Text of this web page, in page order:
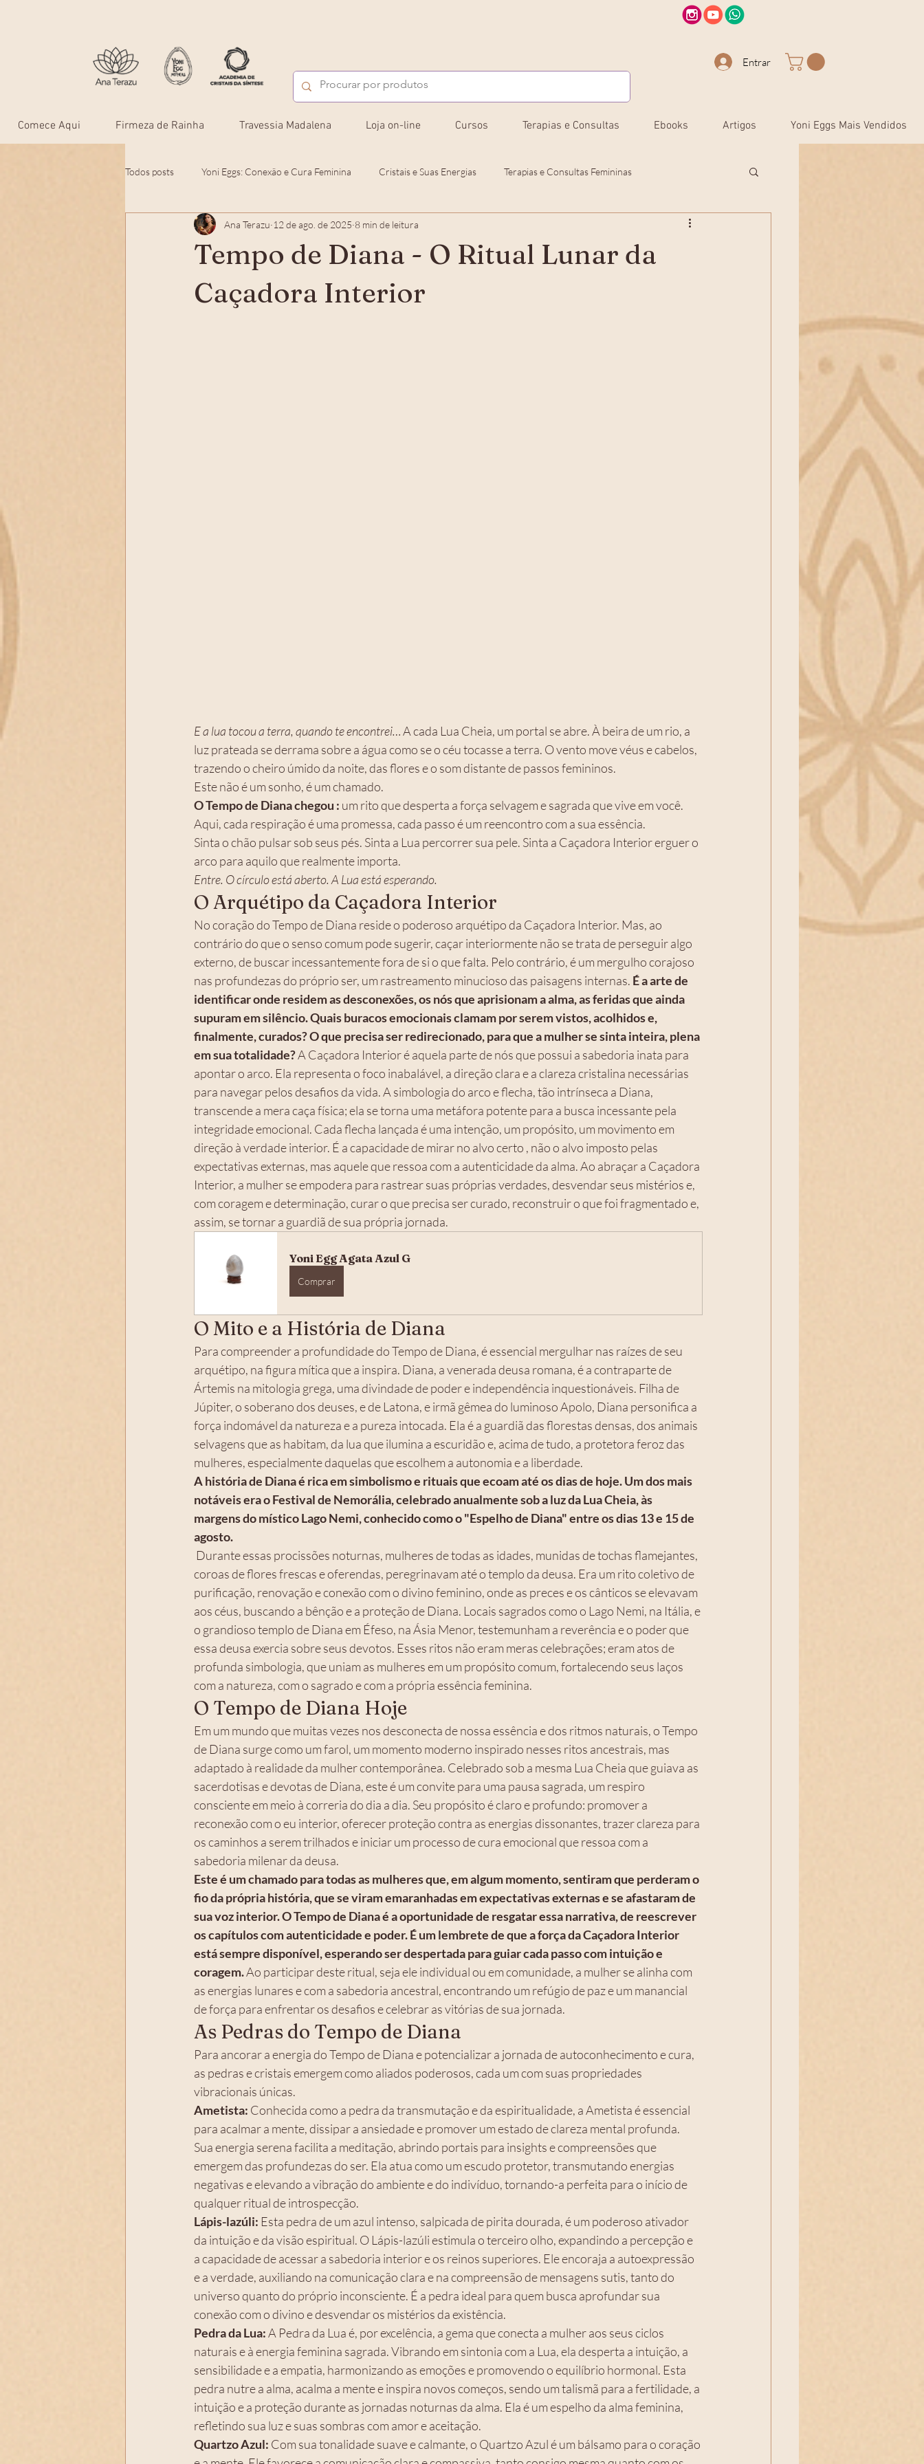
Entrar
Comece Aqui Firmeza de Rainha Travessia Madalena Loja on-line Cursos Terapias e Consultas Ebooks Artigos Yoni Eggs Mais Vendidos
Todos posts Yoni Eggs: Conexão e Cura Feminina Cristais e Suas Energias Terapias e Consultas Femininas
Cursos e Formações: Empoderamento F Jornadas e Rituais
Tempo de Diana - O Ritual Lunar da
Caçadora Interior
Ana Terazu 12 de ago. de 2025 8 min de leitura
E a lua tocou a terra, quando te encontrei… A cada Lua Cheia, um portal se abre. À beira de um rio, a
luz prateada se derrama sobre a água como se o céu tocasse a terra. O vento move véus e cabelos,
trazendo o cheiro úmido da noite, das flores e o som distante de passos femininos.
Este não é um sonho, é um chamado.
O Tempo de Diana chegou : um rito que desperta a força selvagem e sagrada que vive em você.
Aqui, cada respiração é uma promessa, cada passo é um reencontro com a sua essência.
Sinta o chão pulsar sob seus pés. Sinta a Lua percorrer sua pele. Sinta a Caçadora Interior erguer o
arco para aquilo que realmente importa.
Entre. O círculo está aberto. A Lua está esperando.
O Arquétipo da Caçadora Interior
No coração do Tempo de Diana reside o poderoso arquétipo da Caçadora Interior. Mas, ao
contrário do que o senso comum pode sugerir, caçar interiormente não se trata de perseguir algo
externo, de buscar incessantemente fora de si o que falta. Pelo contrário, é um mergulho corajoso
nas profundezas do próprio ser, um rastreamento minucioso das paisagens internas. É a arte de
identificar onde residem as desconexões, os nós que aprisionam a alma, as feridas que ainda
supuram em silêncio. Quais buracos emocionais clamam por serem vistos, acolhidos e,
finalmente, curados? O que precisa ser redirecionado, para que a mulher se sinta inteira, plena
em sua totalidade? A Caçadora Interior é aquela parte de nós que possui a sabedoria inata para
apontar o arco. Ela representa o foco inabalável, a direção clara e a clareza cristalina necessárias
para navegar pelos desafios da vida. A simbologia do arco e flecha, tão intrínseca a Diana,
transcende a mera caça física; ela se torna uma metáfora potente para a busca incessante pela
integridade emocional. Cada flecha lançada é uma intenção, um propósito, um movimento em
direção à verdade interior. É a capacidade de mirar no alvo certo , não o alvo imposto pelas
expectativas externas, mas aquele que ressoa com a autenticidade da alma. Ao abraçar a Caçadora
Interior, a mulher se empodera para rastrear suas próprias verdades, desvendar seus mistérios e,
com coragem e determinação, curar o que precisa ser curado, reconstruir o que foi fragmentado e,
assim, se tornar a guardiã de sua própria jornada.
Yoni Egg Agata Azul G
Comprar
O Mito e a História de Diana
Para compreender a profundidade do Tempo de Diana, é essencial mergulhar nas raízes de seu
arquétipo, na figura mítica que a inspira. Diana, a venerada deusa romana, é a contraparte de
Ártemis na mitologia grega, uma divindade de poder e independência inquestionáveis. Filha de
Júpiter, o soberano dos deuses, e de Latona, e irmã gêmea do luminoso Apolo, Diana personifica a
força indomável da natureza e a pureza intocada. Ela é a guardiã das florestas densas, dos animais
selvagens que as habitam, da lua que ilumina a escuridão e, acima de tudo, a protetora feroz das
mulheres, especialmente daquelas que escolhem a autonomia e a liberdade.
A história de Diana é rica em simbolismo e rituais que ecoam até os dias de hoje. Um dos mais
notáveis era o Festival de Nemorália, celebrado anualmente sob a luz da Lua Cheia, às
margens do místico Lago Nemi, conhecido como o "Espelho de Diana" entre os dias 13 e 15 de
agosto.
coroas de flores frescas e oferendas, peregrinavam até o templo da deusa. Era um rito coletivo de
purificação, renovação e conexão com o divino feminino, onde as preces e os cânticos se elevavam
aos céus, buscando a bênção e a proteção de Diana. Locais sagrados como o Lago Nemi, na Itália, e
o grandioso templo de Diana em Éfeso, na Ásia Menor, testemunham a reverência e o poder que
essa deusa exercia sobre seus devotos. Esses ritos não eram meras celebrações; eram atos de
profunda simbologia, que uniam as mulheres em um propósito comum, fortalecendo seus laços
com a natureza, com o sagrado e com a própria essência feminina.
O Tempo de Diana Hoje
Em um mundo que muitas vezes nos desconecta de nossa essência e dos ritmos naturais, o Tempo
de Diana surge como um farol, um momento moderno inspirado nesses ritos ancestrais, mas
adaptado à realidade da mulher contemporânea. Celebrado sob a mesma Lua Cheia que guiava as
sacerdotisas e devotas de Diana, este é um convite para uma pausa sagrada, um respiro
consciente em meio à correria do dia a dia. Seu propósito é claro e profundo: promover a
reconexão com o eu interior, oferecer proteção contra as energias dissonantes, trazer clareza para
os caminhos a serem trilhados e iniciar um processo de cura emocional que ressoa com a
sabedoria milenar da deusa.
Este é um chamado para todas as mulheres que, em algum momento, sentiram que perderam o
fio da própria história, que se viram emaranhadas em expectativas externas e se afastaram de
sua voz interior. O Tempo de Diana é a oportunidade de resgatar essa narrativa, de reescrever
os capítulos com autenticidade e poder. É um lembrete de que a força da Caçadora Interior
está sempre disponível, esperando ser despertada para guiar cada passo com intuição e
coragem. Ao participar deste ritual, seja ele individual ou em comunidade, a mulher se alinha com
as energias lunares e com a sabedoria ancestral, encontrando um refúgio de paz e um manancial
de força para enfrentar os desafios e celebrar as vitórias de sua jornada.
As Pedras do Tempo de Diana
Para ancorar a energia do Tempo de Diana e potencializar a jornada de autoconhecimento e cura,
as pedras e cristais emergem como aliados poderosos, cada um com suas propriedades
vibracionais únicas.
Ametista: Conhecida como a pedra da transmutação e da espiritualidade, a Ametista é essencial
para acalmar a mente, dissipar a ansiedade e promover um estado de clareza mental profunda.
Sua energia serena facilita a meditação, abrindo portais para insights e compreensões que
emergem das profundezas do ser. Ela atua como um escudo protetor, transmutando energias
negativas e elevando a vibração do ambiente e do indivíduo, tornando-a perfeita para o início de
qualquer ritual de introspecção.
Lápis-lazúli: Esta pedra de um azul intenso, salpicada de pirita dourada, é um poderoso ativador
da intuição e da visão espiritual. O Lápis-lazúli estimula o terceiro olho, expandindo a percepção e
a capacidade de acessar a sabedoria interior e os reinos superiores. Ele encoraja a autoexpressão
e a verdade, auxiliando na comunicação clara e na compreensão de mensagens sutis, tanto do
universo quanto do próprio inconsciente. É a pedra ideal para quem busca aprofundar sua
conexão com o divino e desvendar os mistérios da existência.
Pedra da Lua: A Pedra da Lua é, por excelência, a gema que conecta a mulher aos seus ciclos
naturais e à energia feminina sagrada. Vibrando em sintonia com a Lua, ela desperta a intuição, a
sensibilidade e a empatia, harmonizando as emoções e promovendo o equilíbrio hormonal. Esta
pedra nutre a alma, acalma a mente e inspira novos começos, sendo um talismã para a fertilidade, a
intuição e a proteção durante as jornadas noturnas da alma. Ela é um espelho da alma feminina,
refletindo sua luz e suas sombras com amor e aceitação.
Quartzo Azul: Com sua tonalidade suave e calmante, o Quartzo Azul é um bálsamo para o coração